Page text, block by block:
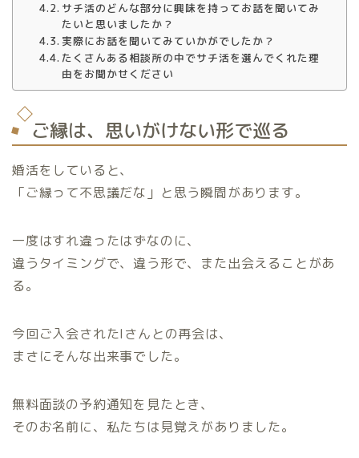
サチ活のどんな部分に興味を持ってお話を聞いてみ
たいと思いましたか？
実際にお話を聞いてみていかがでしたか？
たくさんある相談所の中でサチ活を選んでくれた理
由をお聞かせください
ご縁は、思いがけない形で巡る
婚活をしていると、
「ご縁って不思議だな」と思う瞬間があります。
一度はすれ違ったはずなのに、
違うタイミングで、違う形で、また出会えることがあ
る。
今回ご入会されたIさんとの再会は、
まさにそんな出来事でした。
無料面談の予約通知を見たとき、
そのお名前に、私たちは見覚えがありました。